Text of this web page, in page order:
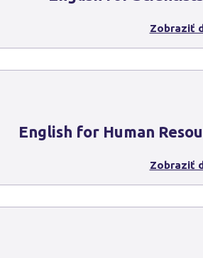
Zobraziť
English for Human
Zobraziť